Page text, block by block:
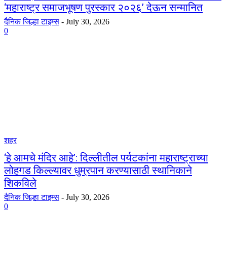
‘महाराष्ट्र समाजभूषण पुरस्कार २०२६’ देऊन सन्मानित
दैनिक जिल्हा टाइम्स - July 30, 2026
0
शहर
‘हे आमचे मंदिर आहे’: दिल्लीतील पर्यटकांना महाराष्ट्राच्या
लोहगड किल्ल्यावर धुम्रपान करण्यासाठी स्थानिकाने
शिकविले
दैनिक जिल्हा टाइम्स - July 30, 2026
0